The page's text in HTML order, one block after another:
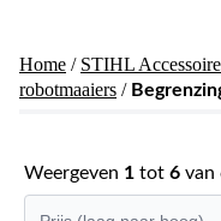
Home / STIHL
robotmaaiers /
Weergeven 1 tot 6 van